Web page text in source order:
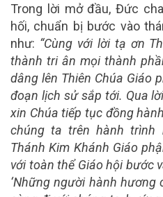
Trong lời mở đầu, Đức
hối, chuẩn bị bước vào
như: “Cùng với lời tạ ơn
thành tri ân mọi thành
dâng lên Thiên Chúa Giáo
đoạn lịch sử sắp tới. Qua
xin Chúa tiếp tục đồng
chúng ta trên hành trình
Thánh Kim Khánh Giáo
với toàn thể Giáo hội bước
‘Những người hành hương